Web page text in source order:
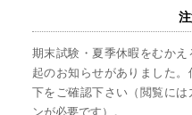
期末試験・夏季休暇をむか
起のお知らせがありました
下をご確認下さい（閲覧に
ンが必要です）。